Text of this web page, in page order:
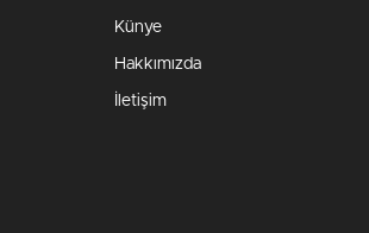
Künye
Hakkımızda
İletişim